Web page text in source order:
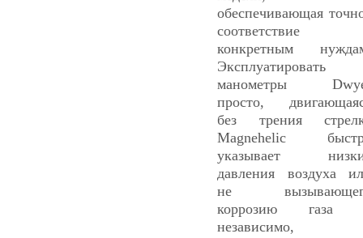
обеспечивающая
соответствие
конкретным
Эксплуатировать
манометры
просто,
без трения
Magnehelic
указывает
давления воздуха
не
коррозию газа
независимо,